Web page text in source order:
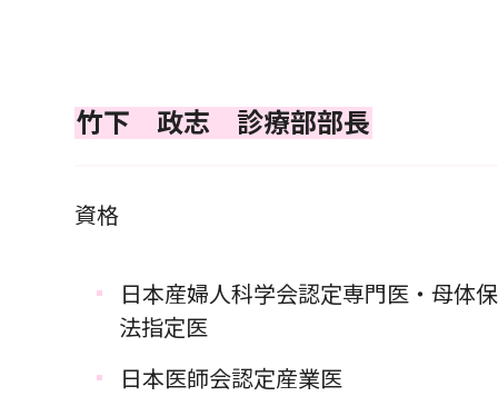
竹下 政志 診療部部長
資格
日本産婦人科学会認定専門医・母体
法指定医
日本医師会認定産業医